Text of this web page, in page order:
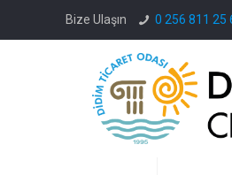
Bize Ulaşın 0 256 811 25